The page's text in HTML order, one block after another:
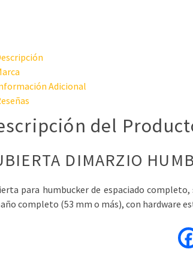
Adicional
del
DIMARZIO
para humbucker de espaciado
completo (53 mm o más), con hardware